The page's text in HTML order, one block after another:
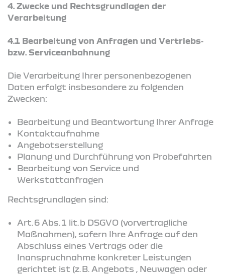
4. Zwecke und Rechtsgrundlagen der
Verarbeitung
4.1 Bearbeitung von Anfragen und Vertriebs‑
bzw. Serviceanbahnung
Die Verarbeitung Ihrer personenbezogenen
Daten erfolgt insbesondere zu folgenden
Zwecken:
Bearbeitung und Beantwortung Ihrer Anfrage
Kontaktaufnahme
Angebotserstellung
Planung und Durchführung von Probefahrten
Bearbeitung von Service und
Werkstattanfragen
Rechtsgrundlagen sind:
Art. 6 Abs. 1 lit. b DSGVO (vorvertragliche
Maßnahmen), sofern Ihre Anfrage auf den
Abschluss eines Vertrags oder die
Inanspruchnahme konkreter Leistungen
gerichtet ist (z. B. Angebots , Neuwagen oder